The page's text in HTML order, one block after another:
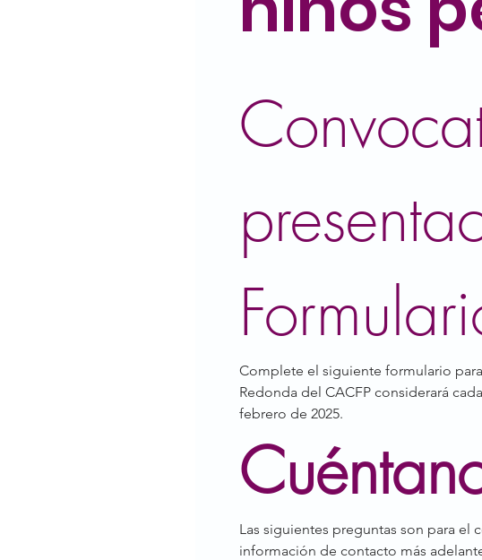
Complete el siguiente formulario
Redonda del CACFP considerará
febrero de 2025.
Las siguientes preguntas son para el
información de contacto más